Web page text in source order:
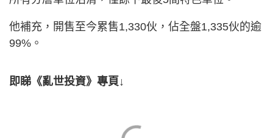
他補充，開售至今累售1,330伙，佔全盤1,335伙的逾
99%。
即睇《亂世投資》專頁↓